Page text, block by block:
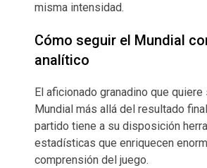
misma intensidad.
Cómo seguir el Mundial
analítico
El aficionado granadino que quiere
Mundial más allá del resultado
partido tiene a su disposición
estadísticas que enriquecen
comprensión del juego.